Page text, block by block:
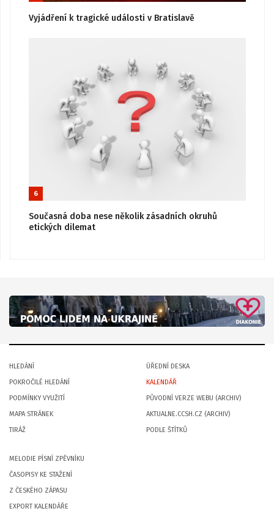
Vyjádření k tragické události v Bratislavě
6
Současná doba nese několik zásadních okruhů
etických dilemat
HLEDÁNÍ
POKROČILÉ HLEDÁNÍ
PODMÍNKY VYUŽITÍ
MAPA STRÁNEK
TIRÁŽ
ÚŘEDNÍ DESKA
KALENDÁŘ
PŮVODNÍ VERZE WEBU (ARCHIV)
AKTUALNE.CCSH.CZ (ARCHIV)
PODLE ŠTÍTKŮ
MELODIE PÍSNÍ ZPĚVNÍKU
ČASOPISY KE STAŽENÍ
Z ČESKÉHO ZÁPASU
EXPORT KALENDÁŘE